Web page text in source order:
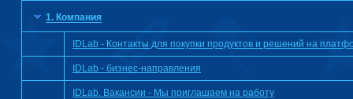
1. Компания
IDLab - Контакты для покупки продуктов и решений на
IDLab - бизнес-направления
IDLab. Вакансии - Мы приглашаем на работу